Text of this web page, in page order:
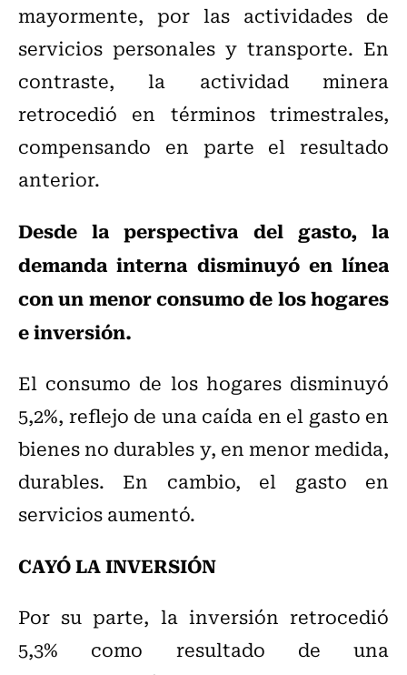
mayormente, por las actividades de
servicios personales y transporte. En
contraste, la actividad minera
retrocedió en términos trimestrales,
compensando en parte el resultado
anterior.
Desde la perspectiva del gasto, la
demanda interna disminuyó en línea
con un menor consumo de los hogares
e inversión.
El consumo de los hogares disminuyó
5,2%, reflejo de una caída en el gasto en
bienes no durables y, en menor medida,
durables. En cambio, el gasto en
servicios aumentó.
CAYÓ LA INVERSIÓN
Por su parte, la inversión retrocedió
5,3% como resultado de una